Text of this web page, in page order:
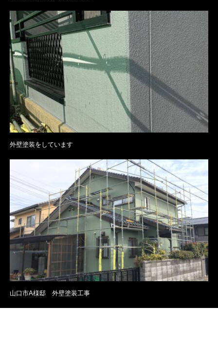
外壁塗装をしています
山口市A様邸 外壁塗装工事